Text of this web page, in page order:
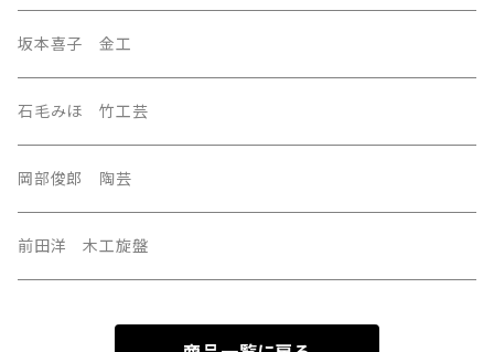
Central Asia
U.S.A
坂本喜子 金工
石毛みほ 竹工芸
岡部俊郎 陶芸
前田洋 木工旋盤